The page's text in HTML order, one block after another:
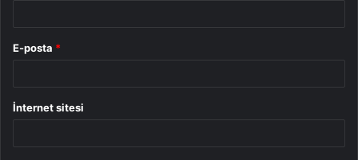
E-posta *
İnternet sitesi